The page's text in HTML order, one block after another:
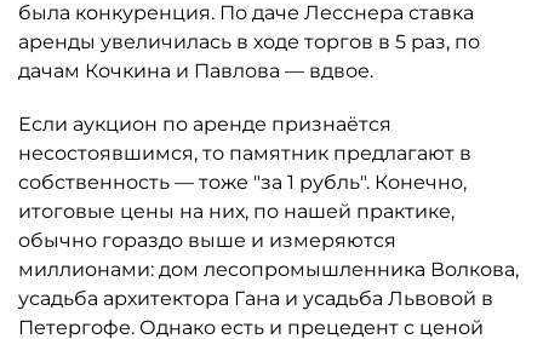
была конкуренция. По даче Лесснера ставка
аренды увеличилась в ходе торгов в 5 раз, по
дачам Кочкина и Павлова — вдвое.
Если аукцион по аренде признаётся
несостоявшимся, то памятник предлагают в
собственность — тоже "за 1 рубль". Конечно,
итоговые цены на них, по нашей практике,
обычно гораздо выше и измеряются
миллионами: дом лесопромышленника Волкова,
усадьба архитектора Гана и усадьба Львовой в
Петергофе. Однако есть и прецедент с ценой